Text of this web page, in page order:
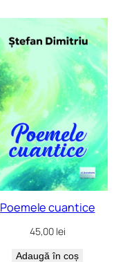
Poemele cuantice
45,00 lei
Adaugă în coș